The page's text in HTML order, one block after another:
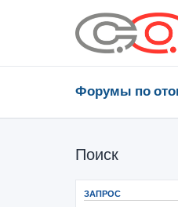
Форумы по
Поиск
ЗАПРОС